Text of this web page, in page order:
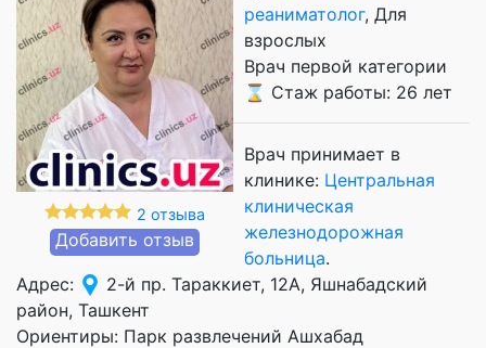
2 отзыва
Добавить отзыв
реаниматолог, Для
взрослых
Врач первой категории
⌛ Стаж работы: 26 лет
Врач принимает в
клинике: Центральная
клиническая
железнодорожная
больница.
Адрес:
2-й пр. Тараккиет, 12А, Яшнабадский
район, Ташкент
Ориентиры: Парк развлечений Ашхабад